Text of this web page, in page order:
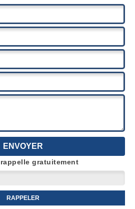
gratuitement